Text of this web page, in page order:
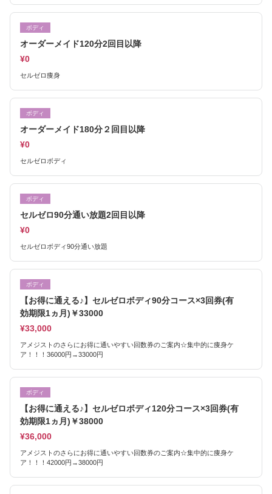
ボディ
オーダーメイド120分2回目以降
¥0
セルゼロ痩身
ボディ
オーダーメイド180分２回目以降
¥0
セルゼロボディ
ボディ
セルゼロ90分通い放題2回目以降
¥0
セルゼロボディ90分通い放題
ボディ
【お得に通える♪】セルゼロボディ90分コース×3回券(有
効期限1ヵ月)￥33000
¥33,000
アメジストのさらにお得に通いやすい回数券のご案内☆集中的に痩身ケ
ア！！！36000円→33000円
ボディ
【お得に通える♪】セルゼロボディ120分コース×3回券(有
効期限1ヵ月)￥38000
¥36,000
アメジストのさらにお得に通いやすい回数券のご案内☆集中的に痩身ケ
ア！！！42000円→38000円